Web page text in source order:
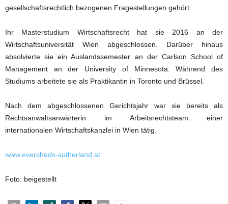
gesellschaftsrechtlich bezogenen Fragestellungen gehört.
Ihr Masterstudium Wirtschaftsrecht hat sie 2016 an der
Wirtschaftsuniversität Wien abgeschlossen. Darüber hinaus
absolvierte sie ein Auslandssemester an der Carlson School of
Management an der University of Minnesota. Während des
Studiums arbeitete sie als Praktikantin in Toronto und Brüssel.
Nach dem abgeschlossenen Gerichtsjahr war sie bereits als
Rechtsanwaltsanwärterin im Arbeitsrechtsteam einer
internationalen Wirtschaftskanzlei in Wien tätig.
www.eversheds-sutherland.at
Foto: beigestellt